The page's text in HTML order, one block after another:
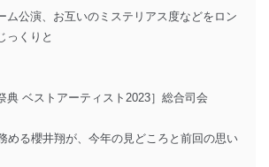
ム公演、お互いのミステリアス度などをロン
っくりと
典 ベストアーティスト2023］総合司会
める櫻井翔が、今年の見どころと前回の思い